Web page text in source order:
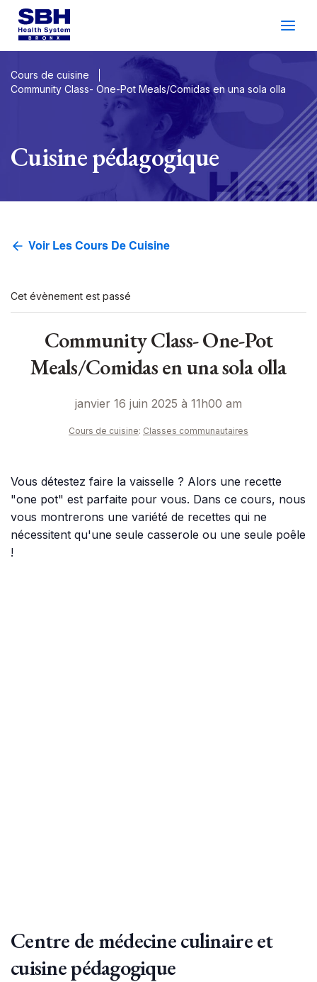
Soutien
Services
Les Patients & Visiteurs
Bien-Être Communautaire
À Propos De SBH
un Médecin
FaireunRendez-Vous
Cours de cuisine
Community Class- One-Pot Meals/Comidas en una sola olla
Cuisine pédagogique
Voir Les Cours De Cuisine
Cet évènement est passé
Community Class- One-Pot
Meals/Comidas en una sola olla
janvier 16 juin 2025 à 11h00 am
Cours de cuisine: Classes communautaires
Vous détestez faire la vaisselle ? Alors une recette
"one pot" est parfaite pour vous. Dans ce cours, nous
vous montrerons une variété de recettes qui ne
nécessitent qu'une seule casserole ou une seule poêle
!
Centre de médecine culinaire et
cuisine pédagogique